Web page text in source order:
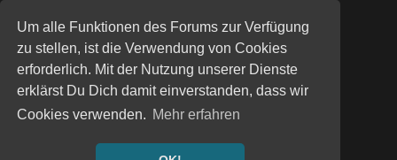
Um alle Funktionen des Forums zur Verfügung
zu stellen, ist die Verwendung von Cookies
erforderlich. Mit der Nutzung unserer Dienste
erklärst Du Dich damit einverstanden, dass wir
Cookies verwenden. Mehr erfahren